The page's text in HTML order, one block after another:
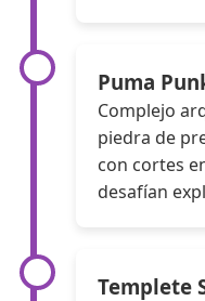
Puma
Complejo
piedra de
con cortes
desafían
Templete